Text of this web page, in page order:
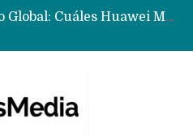
Data Centers de Huawei en Chile, México, Brasil,Perú y Argentina podrían verse afectados por arremetida de EE.UU